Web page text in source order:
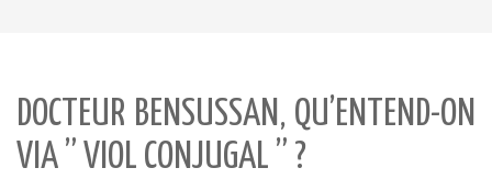
DOCTEUR BENSUSSAN, QU’ENTEND-ON
VIA ” VIOL CONJUGAL ” ?